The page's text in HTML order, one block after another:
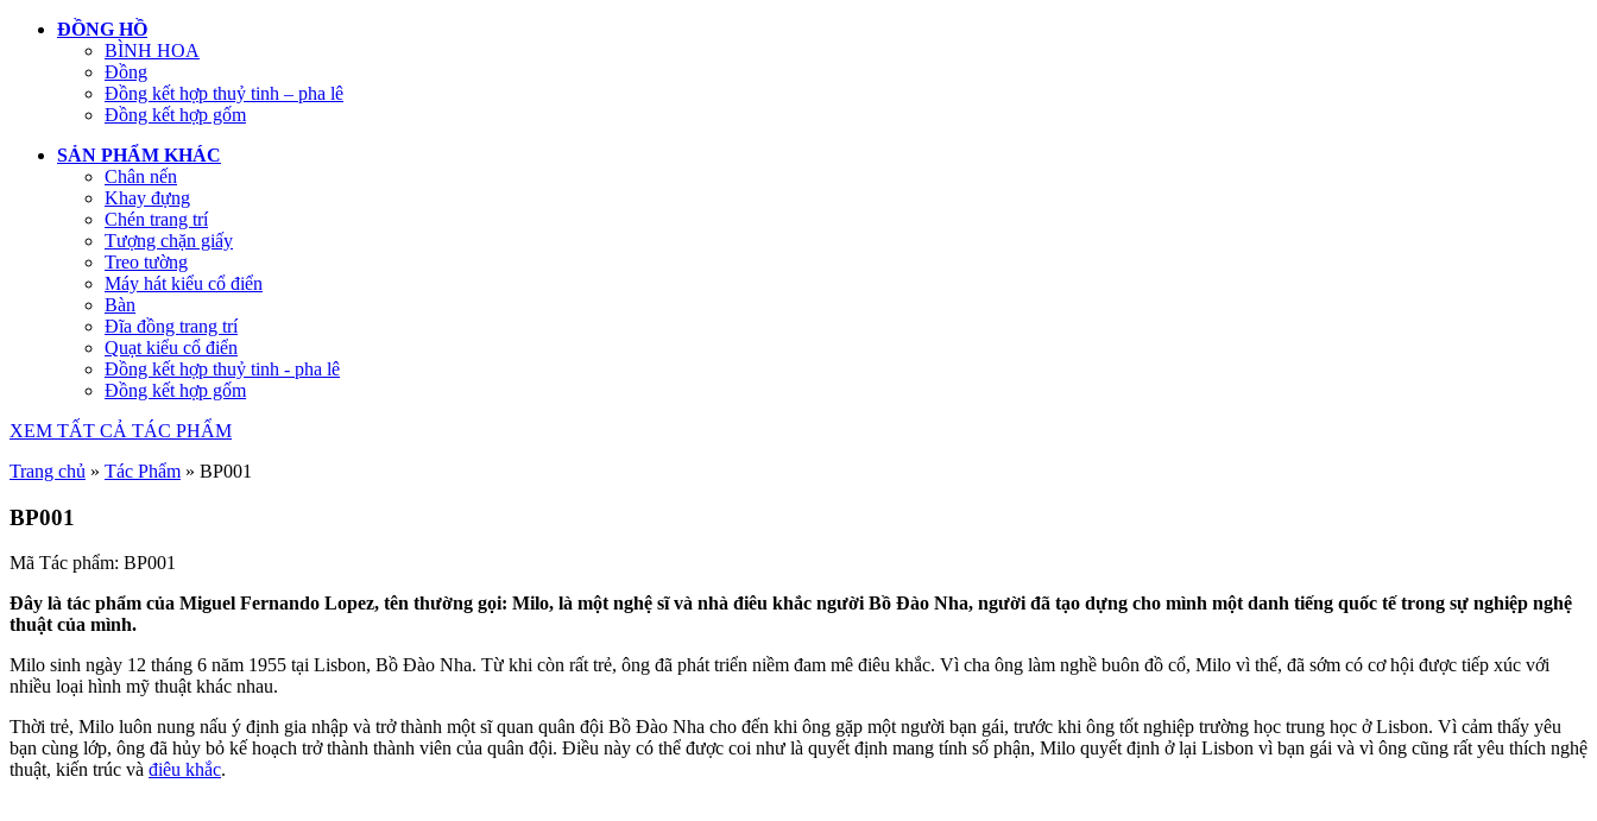
ĐỒNG HỒ
BÌNH HOA
Đồng
Đồng kết hợp thuỷ tinh – pha lê
Đồng kết hợp gốm
SẢN PHẨM KHÁC
Chân nến
Khay đựng
Chén trang trí
Tượng chặn giấy
Treo tường
Máy hát kiểu cổ điển
Bàn
Đĩa đồng trang trí
Quạt kiểu cổ điển
Đồng kết hợp thuỷ tinh - pha lê
Đồng kết hợp gốm
XEM TẤT CẢ TÁC PHẨM
Trang chủ » Tác Phẩm » BP001
BP001
Mã Tác phẩm: BP001
Đây là tác phẩm của Miguel Fernando Lopez, tên thường gọi: Milo, là một nghệ sĩ và nhà điêu khắc người Bồ Đào Nha, người đã tạo dựng cho mình một danh tiếng quốc tế trong sự nghiệp nghệ
thuật của mình.
Milo sinh ngày 12 tháng 6 năm 1955 tại Lisbon, Bồ Đào Nha. Từ khi còn rất trẻ, ông đã phát triển niềm đam mê điêu khắc. Vì cha ông làm nghề buôn đồ cổ, Milo vì thế, đã sớm có cơ hội được tiếp xúc với
nhiều loại hình mỹ thuật khác nhau.
Thời trẻ, Milo luôn nung nấu ý định gia nhập và trở thành một sĩ quan quân đội Bồ Đào Nha cho đến khi ông gặp một người bạn gái, trước khi ông tốt nghiệp trường học trung học ở Lisbon. Vì cảm thấy yêu
bạn cùng lớp, ông đã hủy bỏ kế hoạch trở thành thành viên của quân đội. Điều này có thể được coi như là quyết định mang tính số phận, Milo quyết định ở lại Lisbon vì bạn gái và vì ông cũng rất yêu thích nghệ
thuật, kiến ​​trúc và điêu khắc.